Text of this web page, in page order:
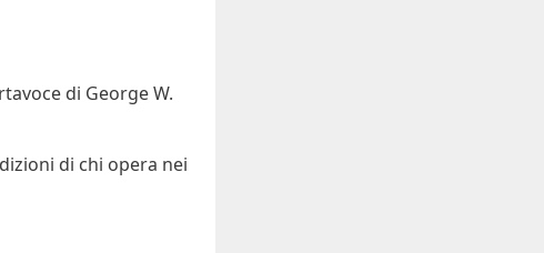
di George W.
di chi opera nei